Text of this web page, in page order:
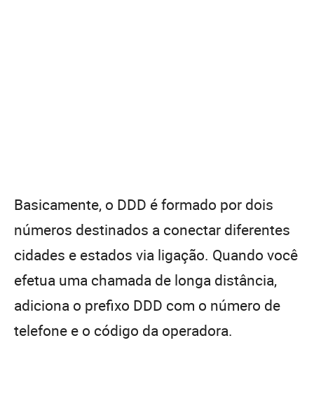
Basicamente, o DDD é formado por dois
números destinados a conectar diferentes
cidades e estados via ligação. Quando você
efetua uma chamada de longa distância,
adiciona o prefixo DDD com o número de
telefone e o código da operadora.